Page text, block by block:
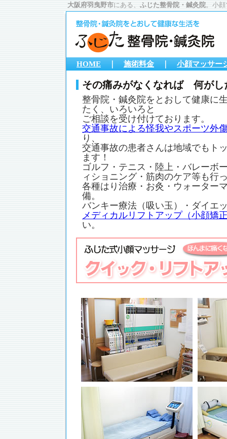
大阪府羽曳野市にある、 ふじた整骨院・鍼灸院。小
HOME 施術料金｜ 小顔マッサー
その痛みがなくなれば 何がし
整骨院・鍼灸院をとおして健康に
たく、いろいろと
ご相談を受け付けております。
交通事故による怪我やスポーツ外
り、
交通事故の患者さんは地域でもト
ます！
ゴルフ・テニス・陸上・バレーボ
ィショニング・筋肉のケア等も行
各種はり治療・お灸・ウォーター
備。
バンキー療法（吸い玉）・ダイエ
メディカルリフトアップ（小顔矯
い。